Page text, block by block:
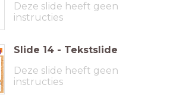
Deze slide heeft geen
instructies
Slide 14 - Tekstslide
Deze slide heeft geen
instructies